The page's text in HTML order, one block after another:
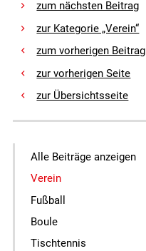
zum nächsten Beitrag
zur Kategorie „Verein“
zum vorherigen Beitrag
zur vorherigen Seite
zur Übersichtsseite
Alle Beiträge anzeigen
Verein
Fußball
Boule
Tischtennis